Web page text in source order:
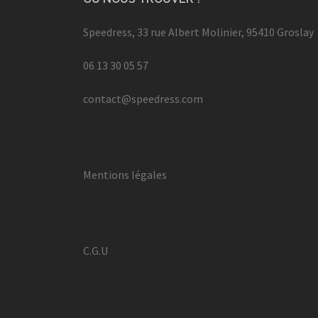
Speedress, 33 rue Albert Molinier, 95410 Groslay
06 13 30 05 57
contact@speedress.com
Mentions légales
C.G.U